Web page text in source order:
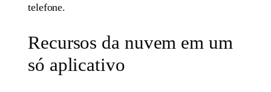
telefone.
Recursos da nuvem em um
só aplicativo